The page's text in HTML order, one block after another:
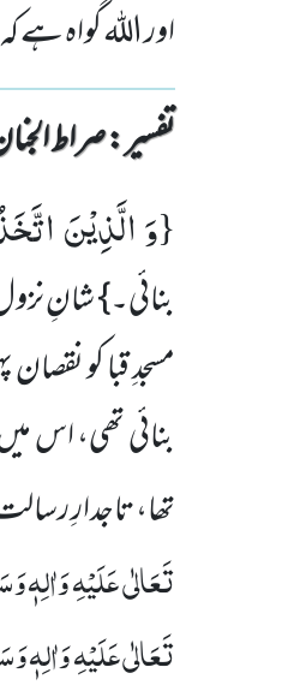
اور اللہ گواہ
تفسیر : ‎صراط الجنان
{وَ الَّذِیْنَ
بنائی۔} شانِ
مسجدِ قبا کو
بنائی تھی، اس
تھا، تاجدارِ
تَعَالٰی عَلَیْہِ وَاٰلِہٖ
تَعَالٰی عَلَیْہِ وَاٰلِہٖ